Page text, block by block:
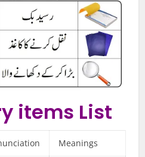
items List
Meanings